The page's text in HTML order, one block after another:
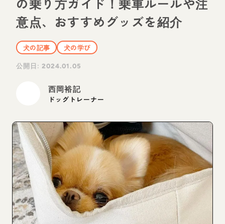
意点、おすすめグッズを紹介
犬の記事
犬の学び
公開日:2024.01.05
西岡裕記
ドッグトレーナー